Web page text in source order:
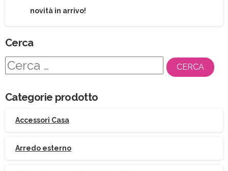
novità in arrivo!
Cerca
Ricerca
Categorie prodotto
Accessori Casa
Arredo esterno